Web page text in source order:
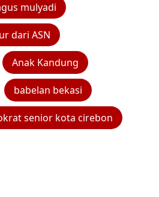
mulyadi
dari ASN
Anak Kandung
babelan bekasi
senior kota cirebon